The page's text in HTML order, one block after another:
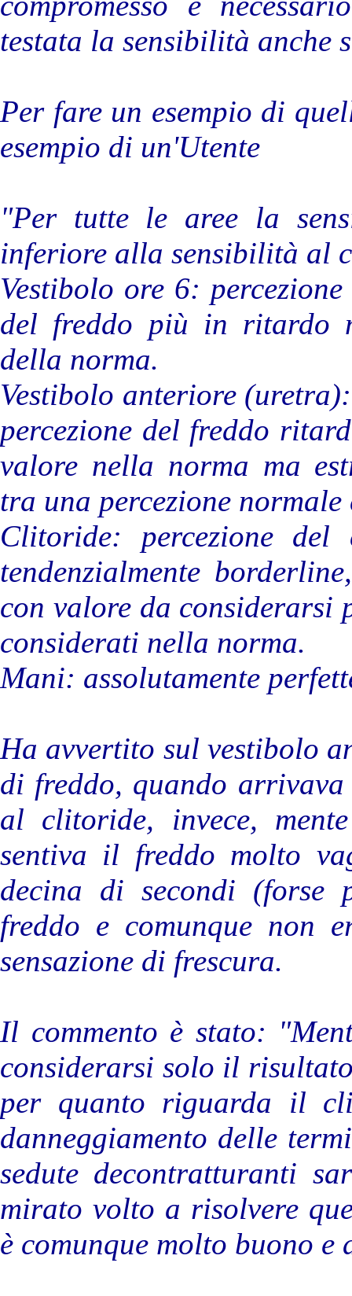
testata la sensibilità anche
Per fare un esempio di
esempio di un'Utente
"Per tutte le aree la
inferiore alla sensibilità al
Vestibolo ore 6:
del freddo più in ritardo
della norma.
Vestibolo anteriore
percezione del freddo
valore nella norma ma
tra una percezione
Clitoride: percezione
tendenzialmente
con valore da considerarsi
considerati nella norma.
Mani: assolutamente
Ha avvertito sul vestibolo
di freddo, quando
al clitoride, invece,
sentiva il freddo molto
decina di secondi (forse
freddo e comunque non
sensazione di frescura.
Il commento è stato:
considerarsi solo il
per quanto riguarda il
danneggiamento delle
sedute decontratturanti
mirato volto a risolvere
è comunque molto buono e